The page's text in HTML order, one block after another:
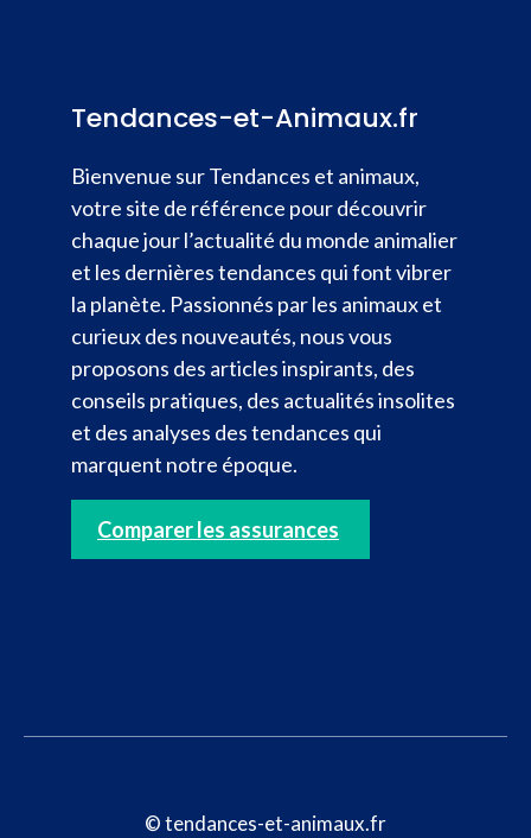
Tendances-et-Animaux.fr
Bienvenue sur Tendances et animaux,
votre site de référence pour découvrir
chaque jour l’actualité du monde animalier
et les dernières tendances qui font vibrer
la planète. Passionnés par les animaux et
curieux des nouveautés, nous vous
proposons des articles inspirants, des
conseils pratiques, des actualités insolites
et des analyses des tendances qui
marquent notre époque.
Comparer les assurances
© tendances-et-animaux.fr